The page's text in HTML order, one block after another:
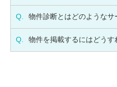
Q. 物件診断とはどのようなサ
Q. 物件を掲載するにはどうす